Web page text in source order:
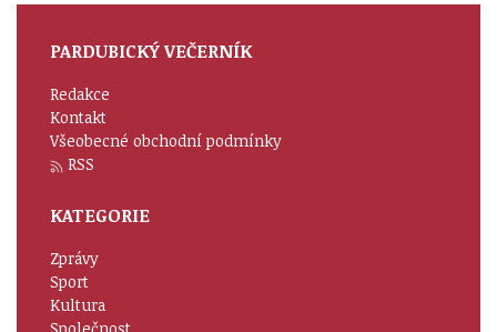
PARDUBICKÝ VEČERNÍK
Redakce
Kontakt
Všeobecné obchodní podmínky
RSS
KATEGORIE
Zprávy
Sport
Kultura